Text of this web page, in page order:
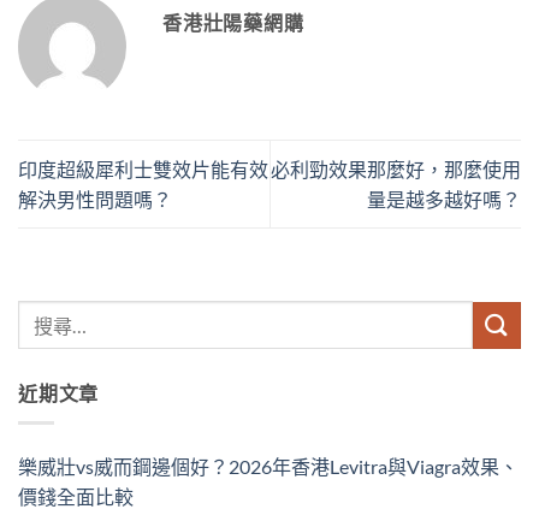
香港壯陽藥網購
印度超級犀利士雙效片能有效
解決男性問題嗎？
必利勁效果那麼好，那麼使用
量是越多越好嗎？
近期文章
樂威壯vs威而鋼邊個好？2026年香港Levitra與Viagra效果、
價錢全面比較